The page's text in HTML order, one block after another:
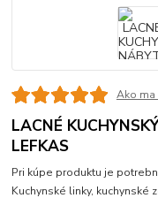
Ako ma
LACNÉ
LEFKAS
Pri kúpe produktu je
Kuchynské linky, kuchynské